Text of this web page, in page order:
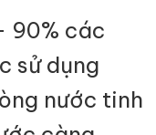
90% các
sử dụng
nước tinh